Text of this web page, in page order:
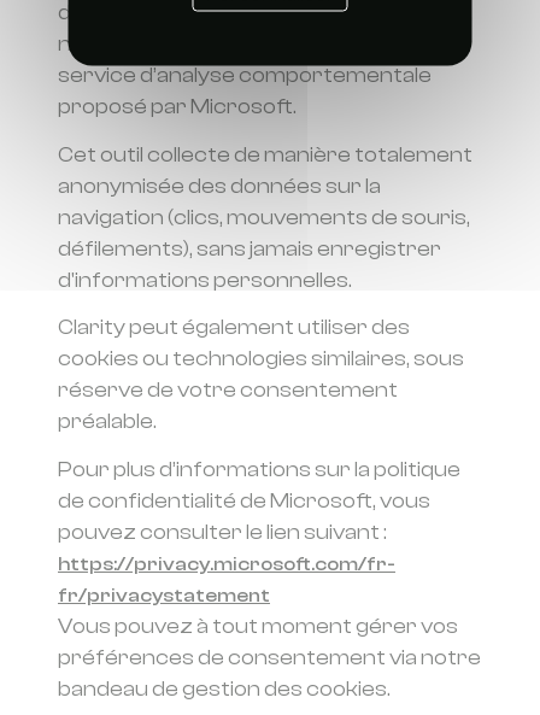
de l’expérience utilisateur sur notre site,
nous utilisons l’outil Microsoft Clarity, un
service d’analyse comportementale
proposé par Microsoft.
Cet outil collecte de manière totalement
anonymisée des données sur la
navigation (clics, mouvements de souris,
défilements), sans jamais enregistrer
d'informations personnelles.
Clarity peut également utiliser des
cookies ou technologies similaires, sous
réserve de votre consentement
préalable.
Pour plus d’informations sur la politique
de confidentialité de Microsoft, vous
pouvez consulter le lien suivant :
https://privacy.microsoft.com/fr-
fr/privacystatement
Vous pouvez à tout moment gérer vos
préférences de consentement via notre
bandeau de gestion des cookies.